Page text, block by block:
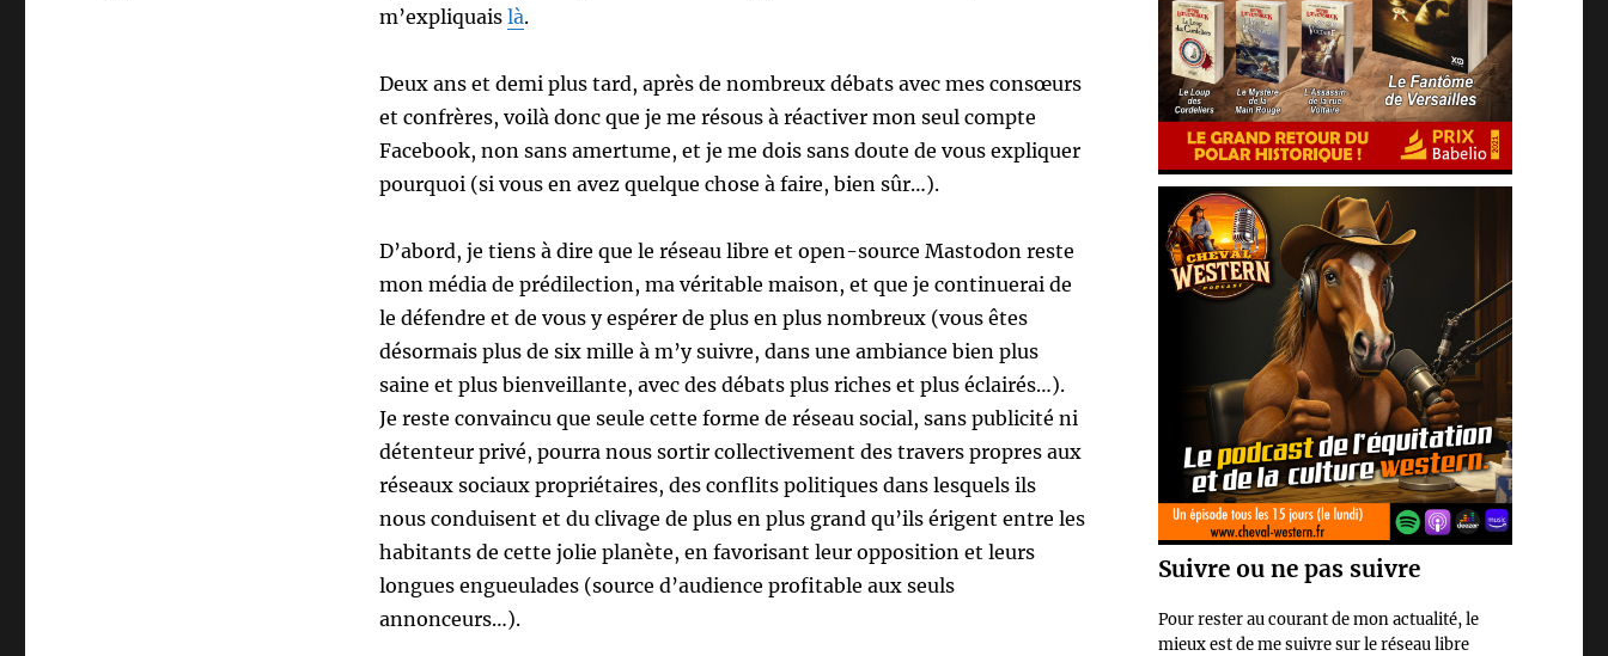
m’expliquais là.
Deux ans et demi plus tard, après de nombreux débats avec mes consœurs
et confrères, voilà donc que je me résous à réactiver mon seul compte
Facebook, non sans amertume, et je me dois sans doute de vous expliquer
pourquoi (si vous en avez quelque chose à faire, bien sûr…).
D’abord, je tiens à dire que le réseau libre et open-source Mastodon reste
mon média de prédilection, ma véritable maison, et que je continuerai de
le défendre et de vous y espérer de plus en plus nombreux (vous êtes
désormais plus de six mille à m’y suivre, dans une ambiance bien plus
saine et plus bienveillante, avec des débats plus riches et plus éclairés…).
Je reste convaincu que seule cette forme de réseau social, sans publicité ni
détenteur privé, pourra nous sortir collectivement des travers propres aux
réseaux sociaux propriétaires, des conflits politiques dans lesquels ils
nous conduisent et du clivage de plus en plus grand qu’ils érigent entre les
habitants de cette jolie planète, en favorisant leur opposition et leurs
longues engueulades (source d’audience profitable aux seuls
annonceurs…).
Suivre ou ne pas suivre
Pour rester au courant de mon actualité, le
mieux est de me suivre sur le réseau libre